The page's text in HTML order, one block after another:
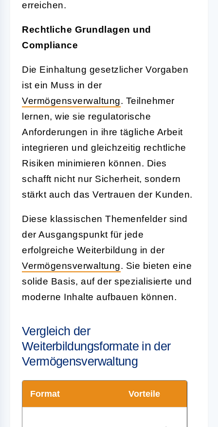
erreichen.
Rechtliche Grundlagen und
Compliance
Die Einhaltung gesetzlicher Vorgaben
ist ein Muss in der
Vermögensverwaltung. Teilnehmer
lernen, wie sie regulatorische
Anforderungen in ihre tägliche Arbeit
integrieren und gleichzeitig rechtliche
Risiken minimieren können. Dies
schafft nicht nur Sicherheit, sondern
stärkt auch das Vertrauen der Kunden.
Diese klassischen Themenfelder sind
der Ausgangspunkt für jede
erfolgreiche Weiterbildung in der
Vermögensverwaltung. Sie bieten eine
solide Basis, auf der spezialisierte und
moderne Inhalte aufbauen können.
Vergleich der
Weiterbildungsformate in der
Vermögensverwaltung
Format Vorteile